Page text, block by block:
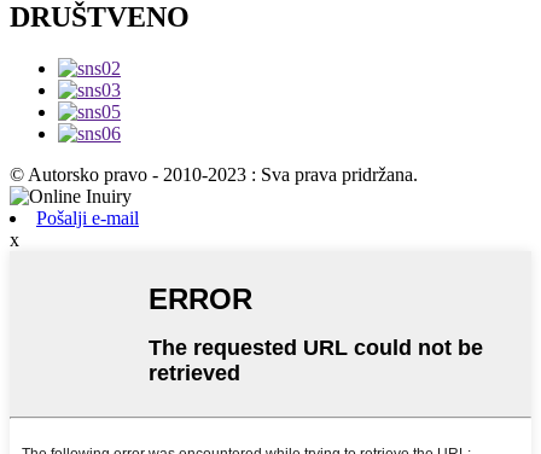
DRUŠTVENO
© Autorsko pravo - 2010-2023 : Sva prava pridržana.
Pošalji e-mail
x